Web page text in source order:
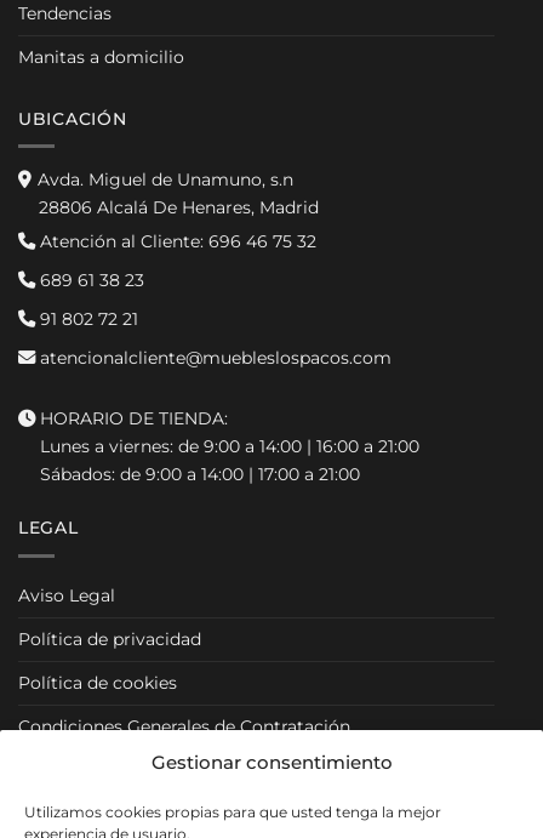
Gestionar consentimiento
Utilizamos cookies propias para que usted tenga la mejor
experiencia de usuario.
Tendencias
Manitas a domicilio
UBICACIÓN
Avda. Miguel de Unamuno, s.n
28806 Alcalá De Henares, Madrid
Atención al Cliente: 696 46 75 32
689 61 38 23
91 802 72 21
atencionalcliente@muebleslospacos.com
HORARIO DE TIENDA:
Lunes a viernes: de 9:00 a 14:00 | 16:00 a 21:00
Sábados: de 9:00 a 14:00 | 17:00 a 21:00
LEGAL
Aviso Legal
Política de privacidad
Política de cookies
Condiciones Generales de Contratación
Condiciones Particulares
Política de Venta y Cancelación/Devolución